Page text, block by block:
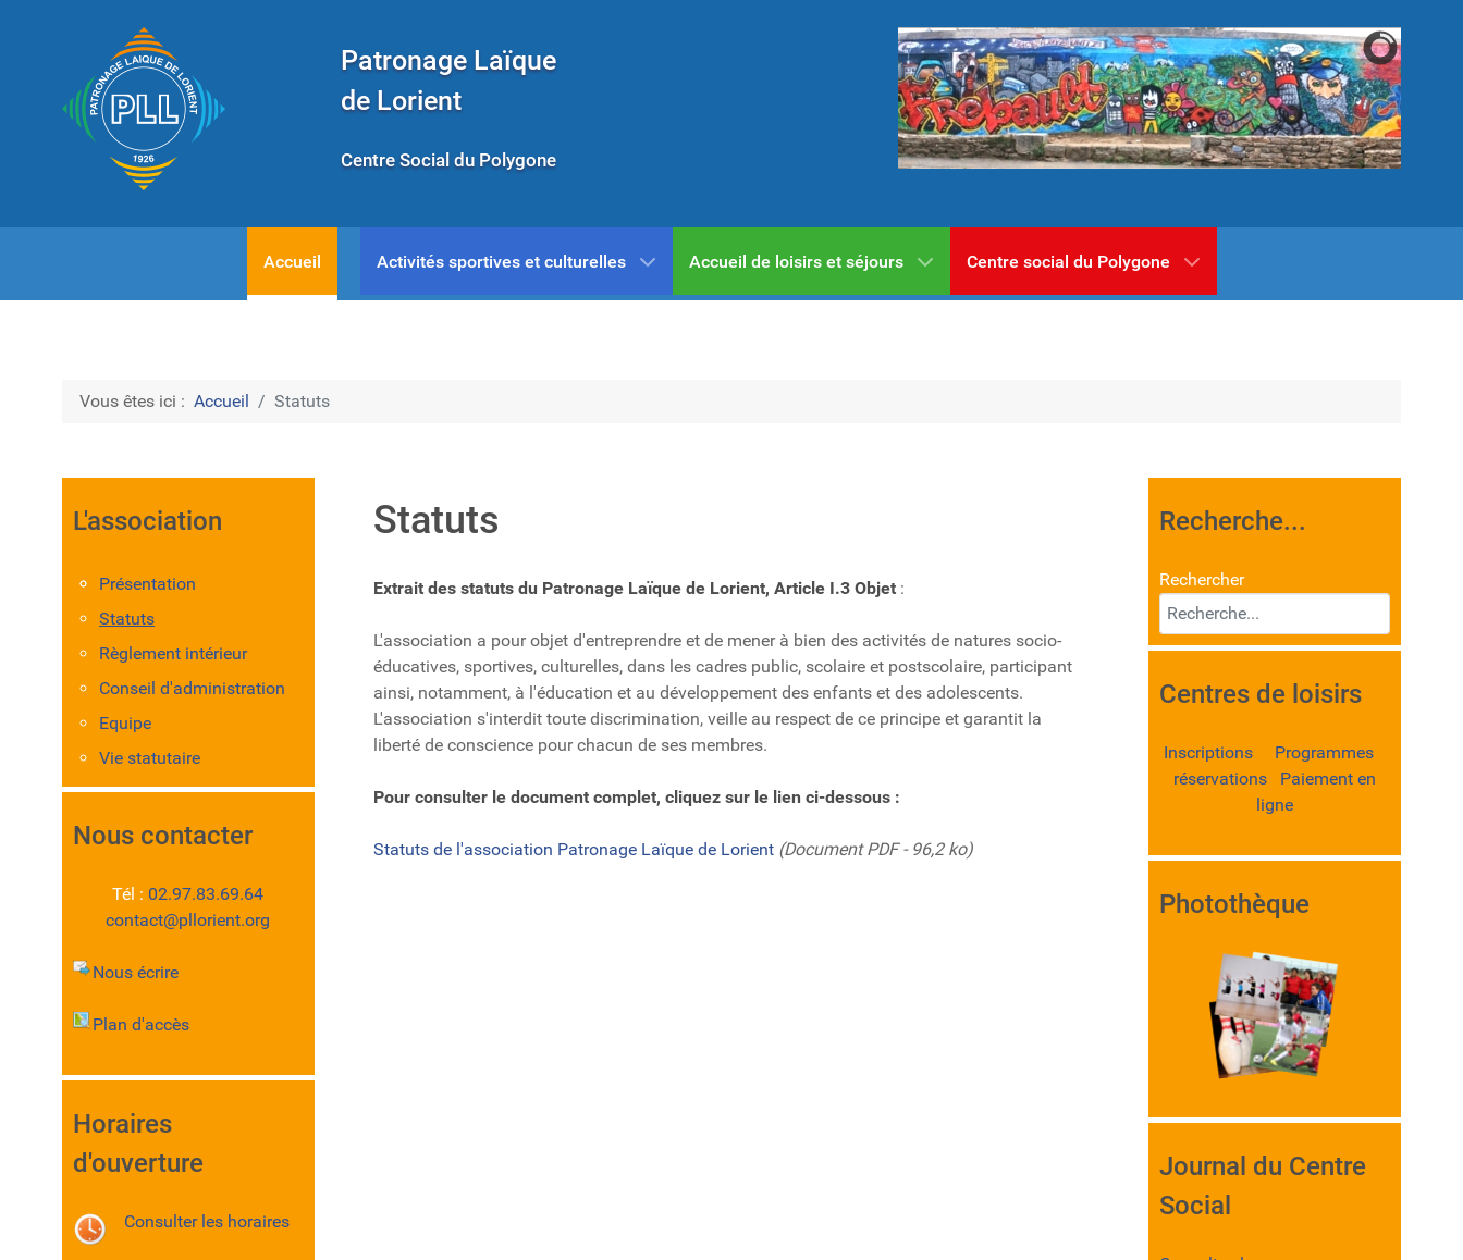
Patronage Laïque
de Lorient
Centre Social du Polygone
Accueil Activités sportives et culturelles Accueil de loisirs et séjours Centre social du Polygone
Vous êtes ici : Accueil Statuts
L'association
Présentation
Statuts
Règlement intérieur
Conseil d'administration
Equipe
Vie statutaire
Nous contacter
Tél : 02.97.83.69.64
contact@pllorient.org
Nous écrire
Plan d'accès
Horaires
d'ouverture
Consulter les horaires
Statuts
Extrait des statuts du Patronage Laïque de Lorient, Article I.3 Objet:
L'association a pour objet d'entreprendre et de mener à bien des activités de natures socio-
éducatives, sportives, culturelles, dans les cadres public, scolaire et postscolaire, participant
ainsi, notamment, à l'éducation et au développement des enfants et des adolescents.
L'association s'interdit toute discrimination, veille au respect de ce principe et garantit la
liberté de conscience pour chacun de ses membres.
Pour consulter le document complet, cliquez sur le lien ci-dessous :
Statuts de l'association Patronage Laïque de Lorient (Document PDF - 96,2 ko)
Recherche...
Rechercher
Centres de loisirs
Inscriptions Programmes
réservations Paiement en
ligne
Photothèque
Journal du Centre
Social